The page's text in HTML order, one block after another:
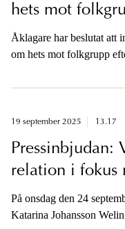
hets mot
Åklagare har beslutat att
om hets mot folkgrupp
utanför en skola i
19 september 2025 13.17
Pressinbjudan:
relation i fokus
besöker Umeå
På onsdag den 24
Katarina Johansson